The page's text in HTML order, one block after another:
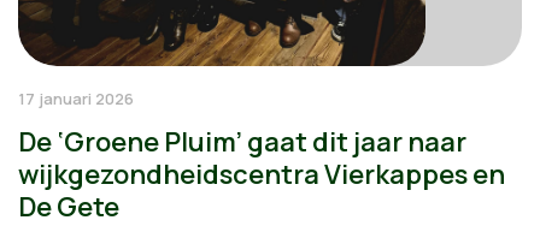
17 januari 2026
De ‘Groene Pluim’ gaat dit jaar naar
wijkgezondheidscentra Vierkappes en
De Gete